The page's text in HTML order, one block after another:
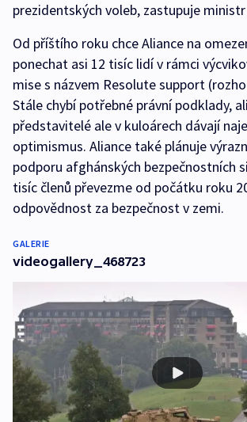
prezidentských voleb, zastupuje ministr
Od příštího roku chce Aliance na
ponechat asi 12 tisíc lidí v rámci
mise s názvem Resolute support
Stále chybí potřebné právní podklady,
představitelé ale v kuloárech dávají
optimismus. Aliance také plánuje
podporu afghánských bezpečnostních
tisíc členů převezme od počátku roku
odpovědnost za bezpečnost v zemi.
GALERIE
videogallery_468723